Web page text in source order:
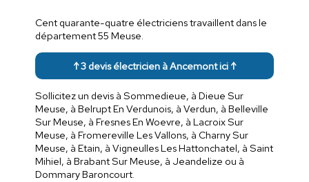
Cent quarante-quatre électriciens travaillent dans le
département 55 Meuse.
↑ 3 devis électricien à Ancemont ici ↑
Sollicitez un devis à Sommedieue, à Dieue Sur
Meuse, à Belrupt En Verdunois, à Verdun, à Belleville
Sur Meuse, à Fresnes En Woevre, à Lacroix Sur
Meuse, à Fromereville Les Vallons, à Charny Sur
Meuse, à Etain, à Vigneulles Les Hattonchatel, à Saint
Mihiel, à Brabant Sur Meuse, à Jeandelize ou à
Dommary Baroncourt.